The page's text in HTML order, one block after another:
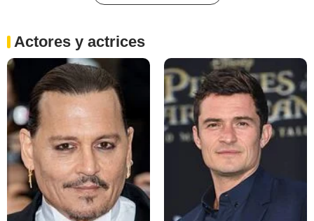
Actores y actrices